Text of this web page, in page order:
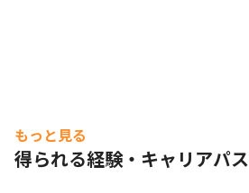
もっと見る
得られる経験・キャリアパス